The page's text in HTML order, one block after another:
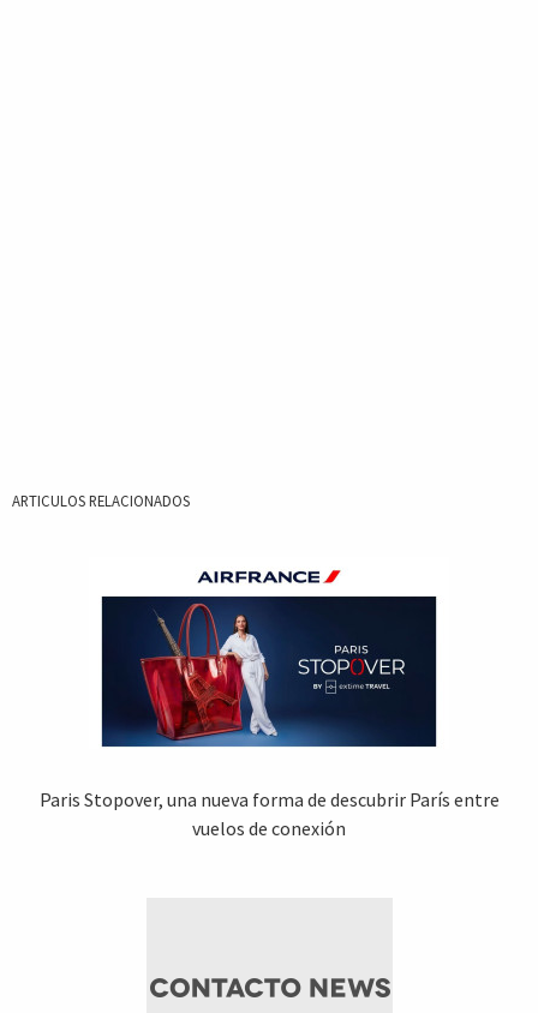
ARTICULOS RELACIONADOS
Paris Stopover, una nueva forma de descubrir París entre
vuelos de conexión